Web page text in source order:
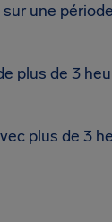
une
plus de 3
plus de 3